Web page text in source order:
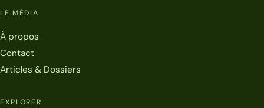
LE MÉDIA
À propos
Contact
Articles & Dossiers
EXPLORER